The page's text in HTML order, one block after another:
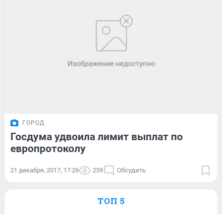
ГОРОД
Госдума удвоила лимит выплат по
европротоколу
21 декабря, 2017, 17:26 259 Обсудить
ТОП 5